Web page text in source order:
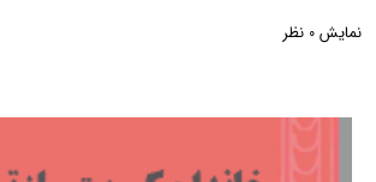
نمایش 0 نظر